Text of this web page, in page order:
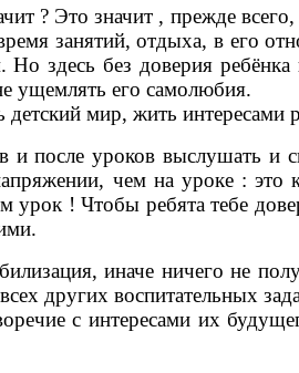
? Это значит , прежде
занятий, отдыха, в его
здесь без доверия
ущемлять его самолюбия.
мир, жить интересами
уроков выслушать и
чем на уроке : это
урок ! Чтобы ребята тебе
иначе ничего не
других воспитательных
с интересами их